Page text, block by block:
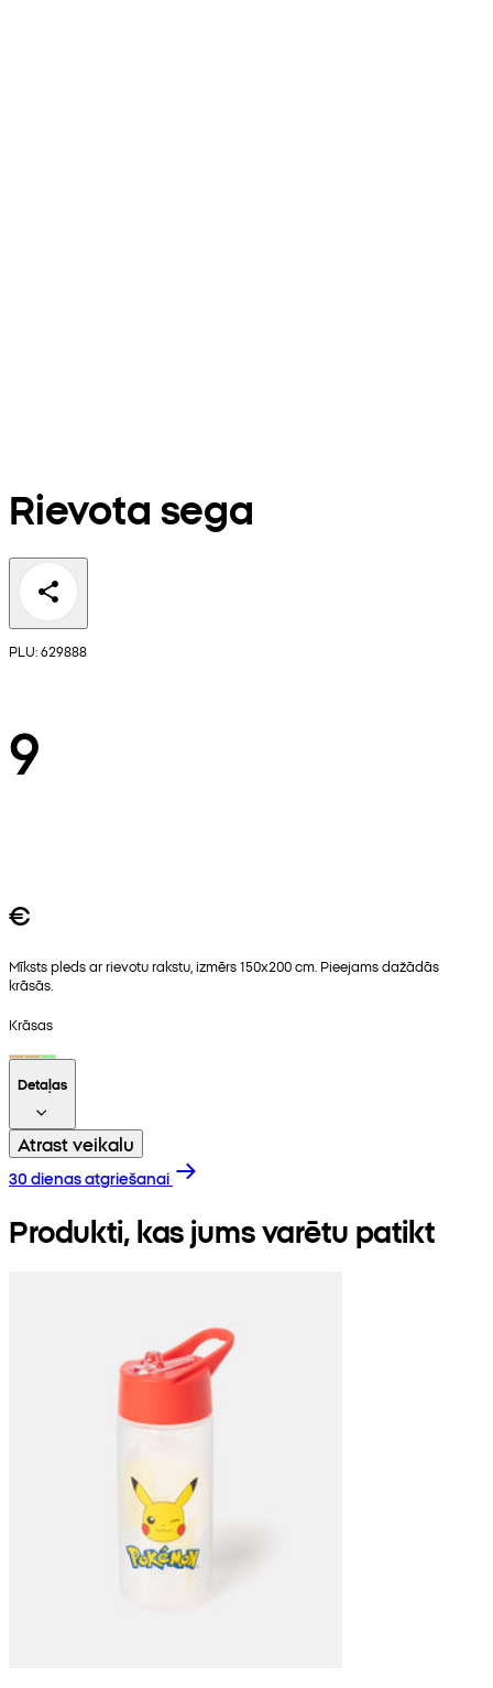
Rievota sega
PLU: 629888
9
€
Mīksts pleds ar rievotu rakstu, izmērs 150x200 cm. Pieejams dažādās
krāsās.
Krāsas
Detaļas
Atrast veikalu
30 dienas atgriešanai
Produkti, kas jums varētu patikt